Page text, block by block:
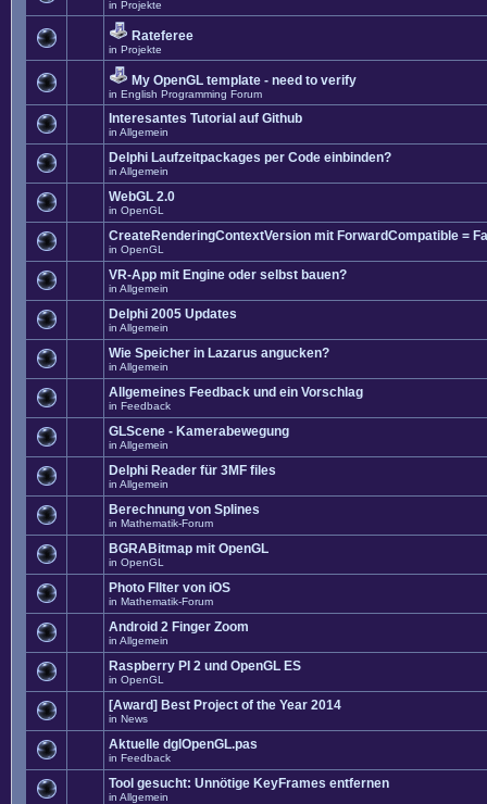
in Projekte
Rateferee
in Projekte
My OpenGL template - need to verify
in English Programming Forum
Interesantes Tutorial auf Github
in Allgemein
Delphi Laufzeitpackages per Code einbinden?
in Allgemein
WebGL 2.0
in OpenGL
CreateRenderingContextVersion mit ForwardCompatible =
in OpenGL
VR-App mit Engine oder selbst bauen?
in Allgemein
Delphi 2005 Updates
in Allgemein
Wie Speicher in Lazarus angucken?
in Allgemein
Allgemeines Feedback und ein Vorschlag
in Feedback
GLScene - Kamerabewegung
in Allgemein
Delphi Reader für 3MF files
in Allgemein
Berechnung von Splines
in Mathematik-Forum
BGRABitmap mit OpenGL
in OpenGL
Photo FIlter von iOS
in Mathematik-Forum
Android 2 Finger Zoom
in Allgemein
Raspberry PI 2 und OpenGL ES
in OpenGL
[Award] Best Project of the Year 2014
in News
Aktuelle dglOpenGL.pas
in Feedback
Tool gesucht: Unnötige KeyFrames entfernen
in Allgemein